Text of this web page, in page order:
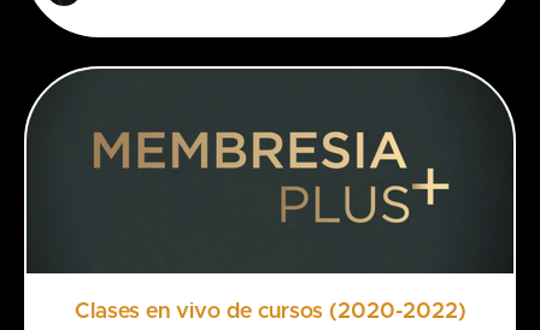
Clases en vivo de cursos (2020-2022)